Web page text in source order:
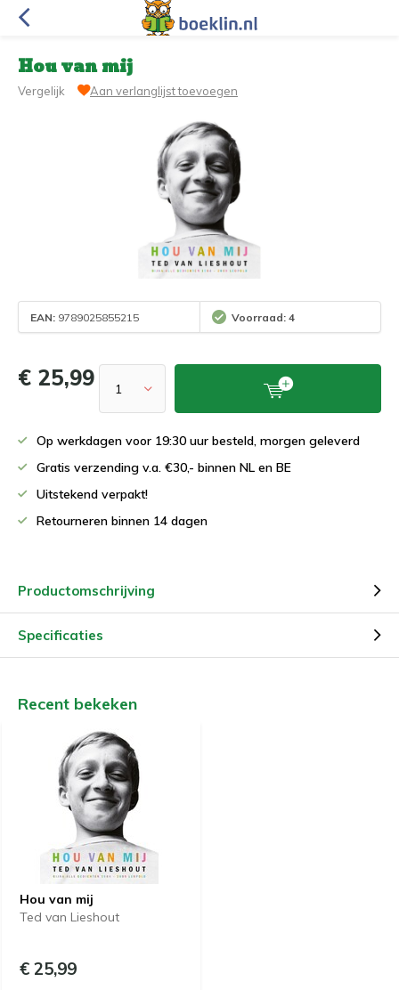
Hou van mij
Vergelijk Aan verlanglijst toevoegen
EAN: 9789025855215 Voorraad: 4
€ 25,99
Op werkdagen voor 19:30 uur besteld, morgen geleverd
Gratis verzending v.a. €30,- binnen NL en BE
Uitstekend verpakt!
Retourneren binnen 14 dagen
Productomschrijving
Specificaties
Recent bekeken
Hou van mij
Ted van Lieshout
€ 25,99